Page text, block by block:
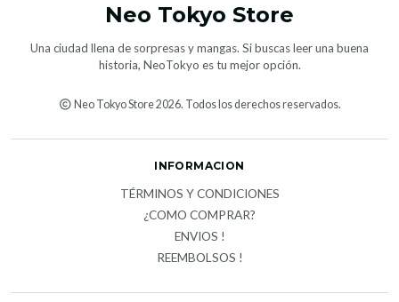
Neo Tokyo Store
Una ciudad llena de sorpresas y mangas. Si buscas leer una buena
historia, NeoTokyo es tu mejor opción.
Neo Tokyo Store 2026. Todos los derechos reservados.
INFORMACION
TÉRMINOS Y CONDICIONES
¿COMO COMPRAR?
ENVIOS !
REEMBOLSOS !